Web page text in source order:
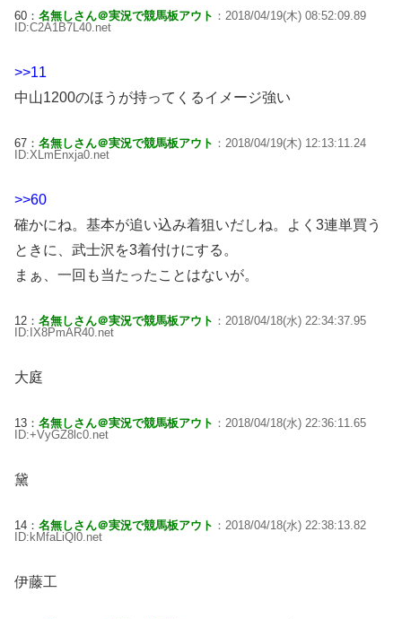
60： 名無しさん＠実況で競馬板アウト ：2018/04/19(木) 08:52:09.89
ID:C2A1B7L40.net
>>11
中山1200のほうが持ってくるイメージ強い
67： 名無しさん＠実況で競馬板アウト ：2018/04/19(木) 12:13:11.24
ID:XLmEnxja0.net
>>60
確かにね。基本が追い込み着狙いだしね。よく3連単買う
ときに、武士沢を3着付けにする。
まぁ、一回も当たったことはないが。
12： 名無しさん＠実況で競馬板アウト ：2018/04/18(水) 22:34:37.95
ID:IX8PmAR40.net
大庭
13： 名無しさん＠実況で競馬板アウト ：2018/04/18(水) 22:36:11.65
ID:+VyGZ8lc0.net
黛
14： 名無しさん＠実況で競馬板アウト ：2018/04/18(水) 22:38:13.82
ID:kMfaLiQl0.net
伊藤工